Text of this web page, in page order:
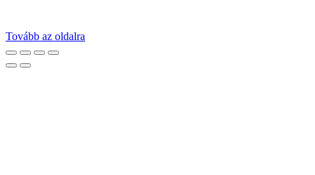
Tovább az oldalra